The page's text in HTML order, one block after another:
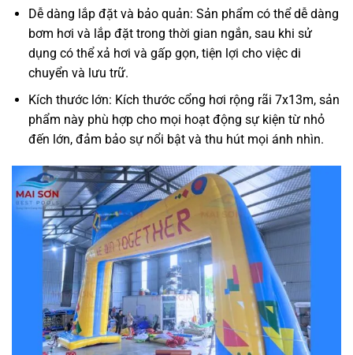
Dễ dàng lắp đặt và bảo quản: Sản phẩm có thể dễ dàng
bơm hơi và lắp đặt trong thời gian ngắn, sau khi sử
dụng có thể xả hơi và gấp gọn, tiện lợi cho việc di
chuyển và lưu trữ.
Kích thước lớn: Kích thước cổng hơi rộng rãi 7x13m, sản
phẩm này phù hợp cho mọi hoạt động sự kiện từ nhỏ
đến lớn, đảm bảo sự nổi bật và thu hút mọi ánh nhìn.